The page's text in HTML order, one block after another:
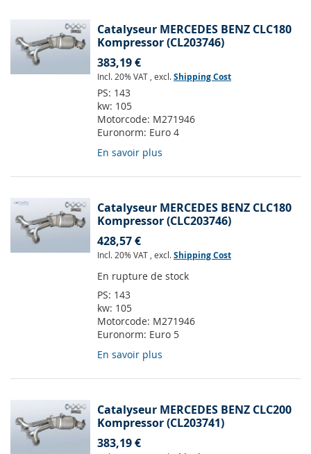
Catalyseur MERCEDES BENZ CLC180
Kompressor (CL203746)
383,19 €
Incl. 20% VAT , excl.Shipping Cost
PS: 143
kw: 105
Motorcode: M271946
Euronorm: Euro 4
En savoir plus
Catalyseur MERCEDES BENZ CLC180
Kompressor (CLC203746)
428,57 €
Incl. 20% VAT , excl.Shipping Cost
En rupture de stock
PS: 143
kw: 105
Motorcode: M271946
Euronorm: Euro 5
En savoir plus
Catalyseur MERCEDES BENZ CLC200
Kompressor (CL203741)
383,19 €